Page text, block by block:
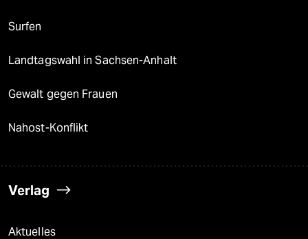
Surfen
Landtagswahl in Sachsen-Anhalt
Gewalt gegen Frauen
Nahost-Konflikt
Verlag
Aktuelles